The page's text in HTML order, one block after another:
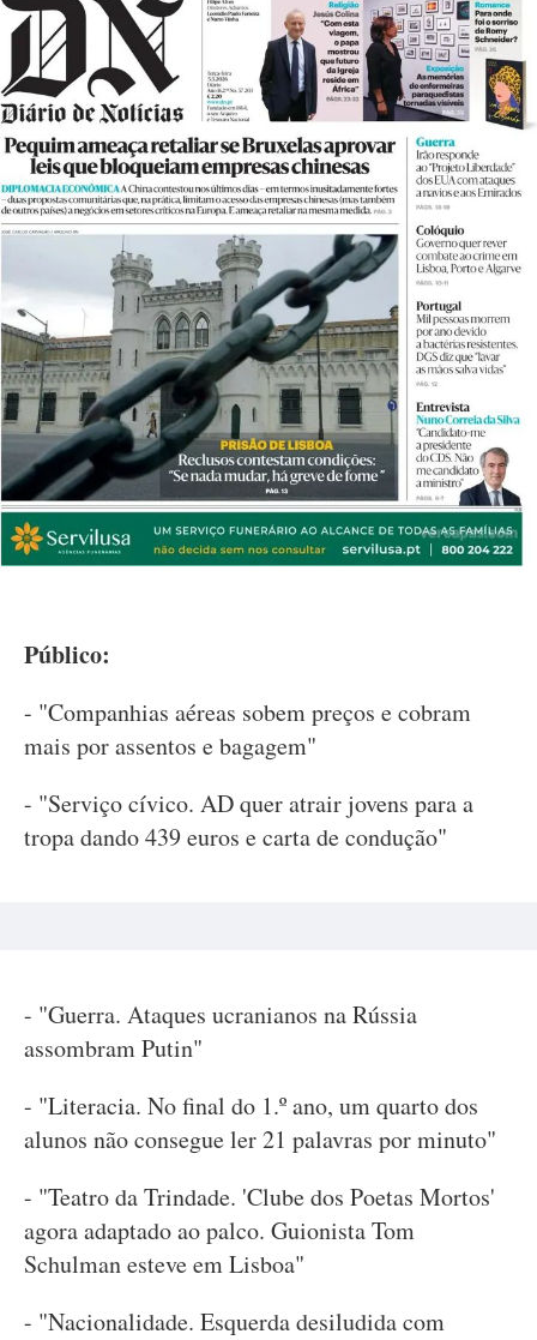
Público:
- "Companhias aéreas sobem preços e cobram
mais por assentos e bagagem"
- "Serviço cívico. AD quer atrair jovens para a
tropa dando 439 euros e carta de condução"
- "Guerra. Ataques ucranianos na Rússia
assombram Putin"
- "Literacia. No final do 1.º ano, um quarto dos
alunos não consegue ler 21 palavras por minuto"
- "Teatro da Trindade. 'Clube dos Poetas Mortos'
agora adaptado ao palco. Guionista Tom
Schulman esteve em Lisboa"
- "Nacionalidade. Esquerda desiludida com